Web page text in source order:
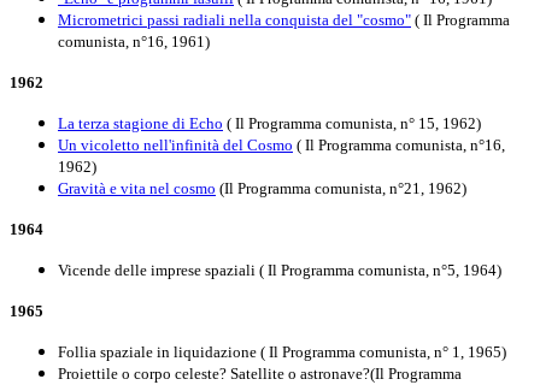
Micrometrici passi radiali nella conquista del "cosmo" ( Il Programma
comunista, n°16, 1961)
1962
La terza stagione di Echo ( Il Programma comunista, n° 15, 1962)
Un vicoletto nell'infinità del Cosmo ( Il Programma comunista, n°16,
1962)
Gravità e vita nel cosmo (Il Programma comunista, n°21, 1962)
1964
Vicende delle imprese spaziali ( Il Programma comunista, n°5, 1964)
1965
Follia spaziale in liquidazione ( Il Programma comunista, n° 1, 1965)
Proiettile o corpo celeste? Satellite o astronave?(Il Programma